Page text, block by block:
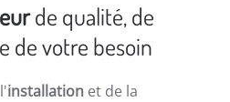
de qualité, de
de votre besoin
installation et de la